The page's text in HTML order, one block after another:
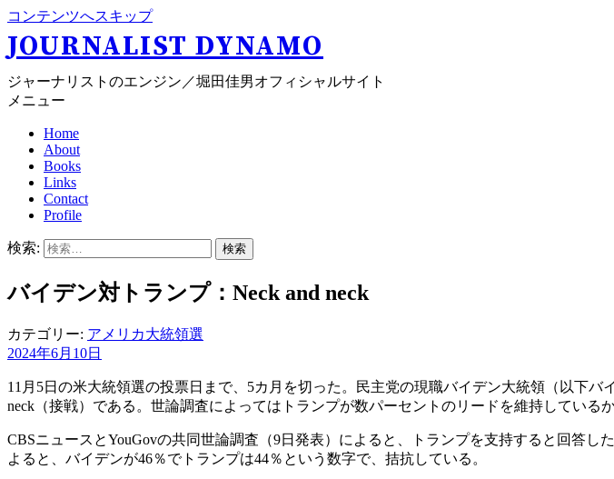
コンテンツへスキップ
JOURNALIST DYNAMO
ジャーナリストのエンジン／堀田佳男オフィシャルサイト
メニュー
Home
About
Books
Links
Contact
Profile
検索:
バイデン対トランプ：Neck and neck
カテゴリー: アメリカ大統領選
2024年6月10日
11月5日の米大統領選の投票日まで、5カ月を切った。民主党の現職バイデン大統領（以下
neck（接戦）である。世論調査によってはトランプが数パーセントのリードを維持している
CBSニュースとYouGovの共同世論調査（9日発表）によると、トランプを支持すると回答
よると、バイデンが46％でトランプは44％という数字で、拮抗している。